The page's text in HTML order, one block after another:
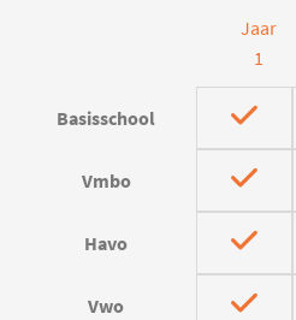
Jaar
1
Basisschool
Vmbo
Havo
Vwo